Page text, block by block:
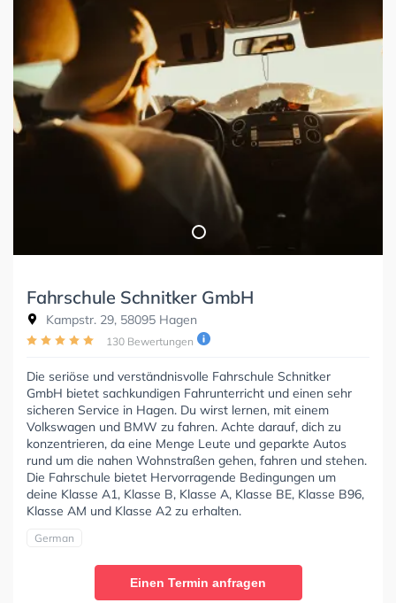
Fahrschule Schnitker GmbH
Kampstr. 29, 58095 Hagen
130 Bewertungen
Die seriöse und verständnisvolle Fahrschule Schnitker
GmbH bietet sachkundigen Fahrunterricht und einen sehr
sicheren Service in Hagen. Du wirst lernen, mit einem
Volkswagen und BMW zu fahren. Achte darauf, dich zu
konzentrieren, da eine Menge Leute und geparkte Autos
rund um die nahen Wohnstraßen gehen, fahren und stehen.
Die Fahrschule bietet Hervorragende Bedingungen um
deine Klasse A1, Klasse B, Klasse A, Klasse BE, Klasse B96,
Klasse AM und Klasse A2 zu erhalten.
German
Einen Termin anfragen